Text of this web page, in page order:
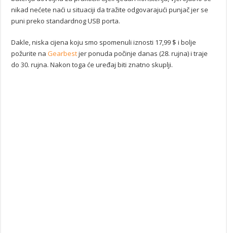
nikad nećete naći u situaciji da tražite odgovarajući punjač jer se
puni preko standardnog USB porta.
Dakle, niska cijena koju smo spomenuli iznosti 17,99 $ i bolje
požurite naGearbestjer ponuda počinje danas (28. rujna) i traje
do 30. rujna. Nakon toga će uređaj biti znatno skuplji.